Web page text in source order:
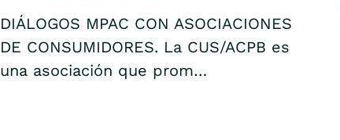
DIÁLOGOS MPAC CON ASOCIACIONES
DE CONSUMIDORES. La CUS/ACPB es
una asociación que prom…